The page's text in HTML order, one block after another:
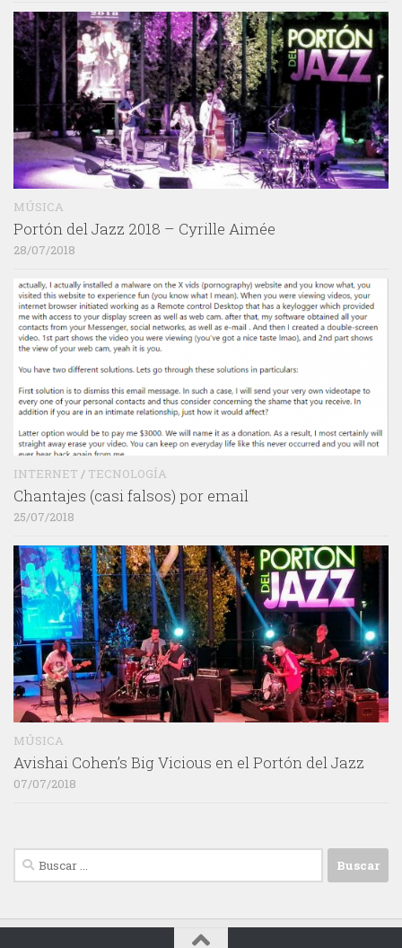
MÚSICA
Portón del Jazz 2018 – Cyrille Aimée
28/07/2018
INTERNET / TECNOLOGÍA
Chantajes (casi falsos) por email
25/07/2018
MÚSICA
Avishai Cohen’s Big Vicious en el Portón del Jazz
07/07/2018
Buscar: